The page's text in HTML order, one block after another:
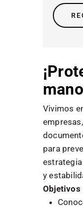
Vivimos
para
y
Objetivos